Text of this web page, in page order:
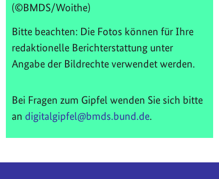
(©BMDS/Woithe)
Bitte beachten: Die Fotos können für Ihre
redaktionelle Berichterstattung unter
Angabe der Bildrechte verwendet werden.
Bei Fragen zum Gipfel wenden Sie sich bitte
an digitalgipfel@bmds.bund.de.